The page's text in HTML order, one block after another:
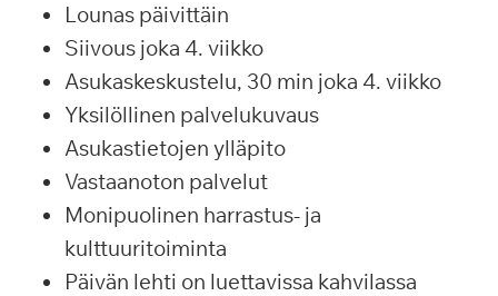
Lounas päivittäin
Siivous joka 4. viikko
Asukaskeskustelu, 30 min joka 4. viikko
Yksilöllinen palvelukuvaus
Asukastietojen ylläpito
Vastaanoton palvelut
Monipuolinen harrastus- ja
kulttuuritoiminta
Päivän lehti on luettavissa kahvilassa